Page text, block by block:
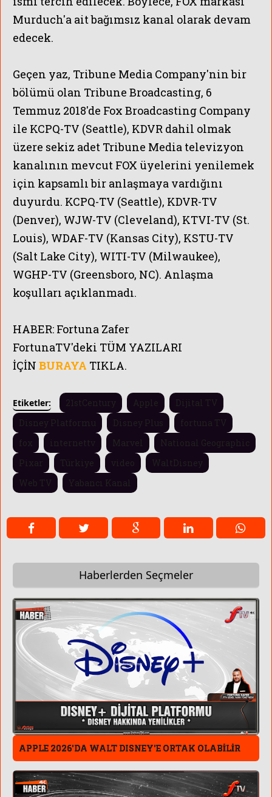
Murduch'a ait bağımsız kanal olarak devam
edecek.
Geçen yaz, Tribune Media Company'nin bir
bölümü olan Tribune Broadcasting, 6
Temmuz 2018'de Fox Broadcasting Company
ile KCPQ-TV (Seattle), KDVR dahil olmak
üzere sekiz adet Tribune Media televizyon
kanalının mevcut FOX üyelerini yenilemek
için kapsamlı bir anlaşmaya vardığını
duyurdu. KCPQ-TV (Seattle), KDVR-TV
(Denver), WJW-TV (Cleveland), KTVI-TV (St.
Louis), WDAF-TV (Kansas City), KSTU-TV
(Salt Lake City), WITI-TV (Milwaukee),
WGHP-TV (Greensboro, NC). Anlaşma
koşulları açıklanmadı.
HABER: Fortuna Zafer
FortunaTV'deki TÜM YAZILARI
İÇİN BURAYA TIKLA.
Etiketler: 21stCentury Apple
Dijital TV
Disney Platformu
Disney Plus
fortuna TV
fox
internettv Marvel
National Geographic
Pixar
Türkiye video
WaltDisney
Web TV
Yabancı Kanal
Haberlerden Seçmeler
APPLE 2026'DA WALT DISNEY'E ORTAK OLABİLİR